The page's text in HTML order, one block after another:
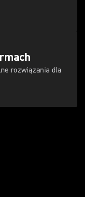
rozwiązania dla